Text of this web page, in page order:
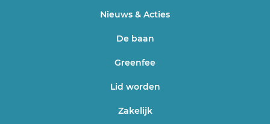
Nieuws & Acties
De baan
Greenfee
Lid worden
Zakelijk